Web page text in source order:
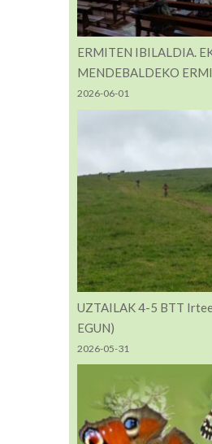
ERMITEN IBILALDIA.
MENDEBALDEKO
2026-06-01
UZTAILAK 4-5 BTT
EGUN)
2026-05-31